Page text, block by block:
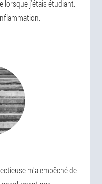
lorsque j'étais étudiant.
m'a empêché de